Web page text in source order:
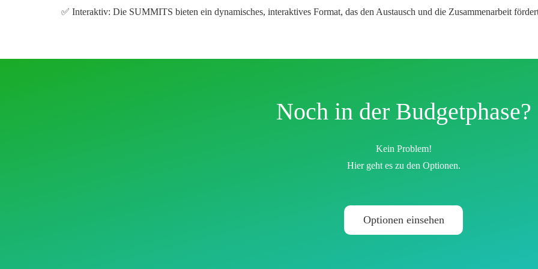
✅ Interaktiv: Die SUMMITS bieten ein dynamisches, interaktives Format, das den Austausch und die Zusammenarbeit
Noch in der Budgetphase?
Kein Problem!
Hier geht es zu den Optionen.
Optionen einsehen